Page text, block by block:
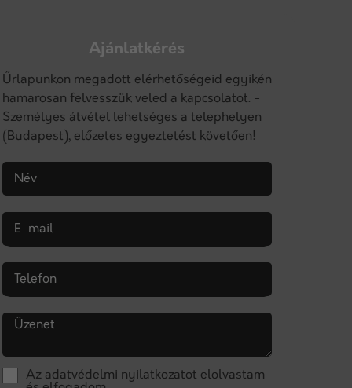
Ajánlatkérés
Űrlapunkon megadott elérhetőségeid egyikén
hamarosan felvesszük veled a kapcsolatot. -
Személyes átvétel lehetséges a telephelyen
(Budapest), előzetes egyeztetést követően!
Név
E-mail
Telefon
Üzenet
Az adatvédelmi nyilatkozatot elolvastam